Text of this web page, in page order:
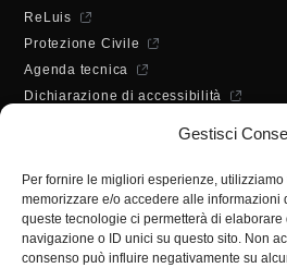
Gestisci
Per fornire le migliori esperienze,
memorizzare e/o accedere alle informazioni
queste tecnologie ci permetterà di
navigazione o ID unici su questo sito. Non
consenso può influire negativamente su
ReLuis
Protezione Civile
Agenda tecnica
Dichiarazione di accessibilità
Lunedì - Mercoledì - Venerdì:
Martedì - Giovedì:
10:00 - 12:00 / 14:30 - 16:30
SEGRETERIA